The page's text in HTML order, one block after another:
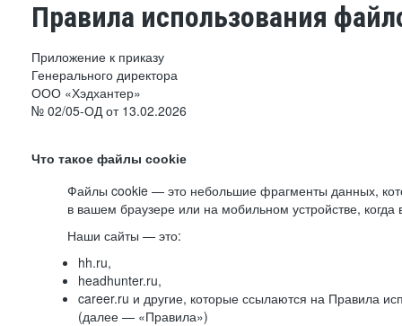
Правила использования
Приложение к приказу
Генерального директора
ООО «Хэдхантер»
№ 02/05-ОД от 13.02.2026
Что такое файлы cookie
Файлы cookie — это небольшие фрагменты данных,
в вашем браузере или на мобильном устройстве,
Наши сайты — это:
hh.ru,
headhunter.ru,
career.ru и другие, которые ссылаются на Правила
(далее — «Правила»)